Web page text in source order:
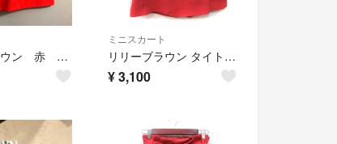
リリーブラウン 赤 スカート
ミニスカート
リリーブラウン タイトスカート ミニ 0 XS 赤 レッド /YI
¥3,100